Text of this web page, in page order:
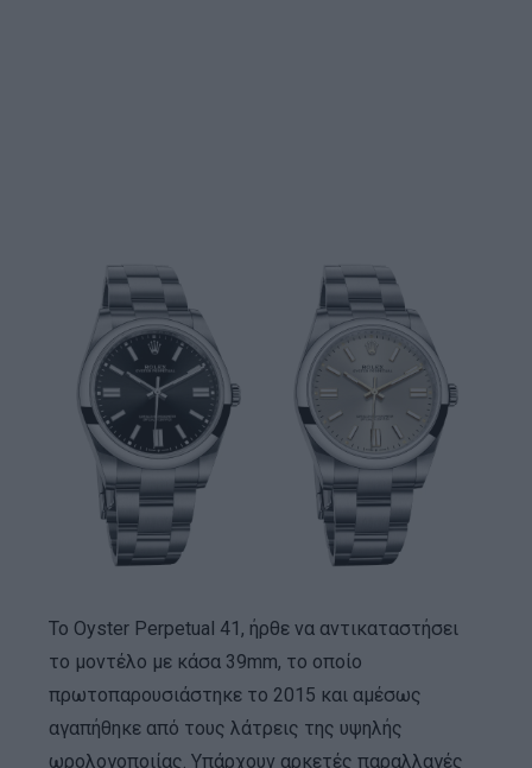
Το Oyster Perpetual 41, ήρθε να αντικαταστήσει
το μοντέλο με κάσα 39mm, το οποίο
πρωτοπαρουσιάστηκε το 2015 και αμέσως
αγαπήθηκε από τους λάτρεις της υψηλής
ωρολογοποιίας. Υπάρχουν αρκετές παραλλαγές